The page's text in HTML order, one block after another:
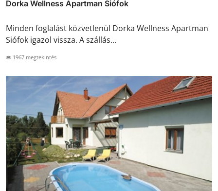
Dorka Wellness Apartman Siófok
Minden foglalást közvetlenül Dorka Wellness Apartman
Siófok igazol vissza. A szállás...
1967 megtekintés